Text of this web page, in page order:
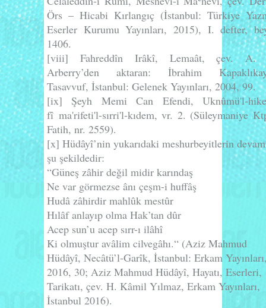
Örs – Hicabi Kırlangıç (İstanbul: Türkiye
Eserler Kurumu Yayınları, 2015), I. defter,
1406.
[viii] Fahreddîn Irâkî, Lemaât, çev. A.
Arberry’den aktaran: İbrahim
Tasavvuf, İstanbul: Gelenek Yayınları, 2004, 99.
[ix] Şeyh Memi Can Efendi, Uknûmü'l-
fî ma'rifeti'l-sırri'l-kıdem, vr. 2. (Süleymaniye
Fatih, nr. 2559).
[x] Hüdâyî’nin yukarıdaki meshurbeyitlerin
şu şekildedir:
“Güneş zâhir değil midir karındaş
Ne var görmezse ânı çeşm-i huffâş
Hudâ zâhirdir mahlûk mestûr
Hılâf anlayıp olma Hak’tan dûr
Acep sun’u acep sırr-ı ilâhî
Ki olmuştur avâlim cilvegâhı.“ (Aziz Mahmud
Hüdâyî, Necâtü’l-Garîk, İstanbul: Erkam
2016, 30; Aziz Mahmud Hüdâyî, Hayatı, Eserleri,
Tarikatı, çev. H. Kâmil Yılmaz, Erkam Yayınları,
İstanbul 2016).